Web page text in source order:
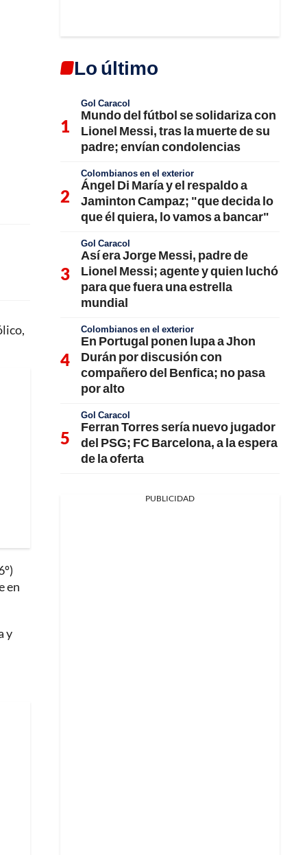
en
y
Lo último
Gol Caracol
Mundo del fútbol se solidariza con
Lionel Messi, tras la muerte de su
padre; envían condolencias
Colombianos en el exterior
Ángel Di María y el respaldo a
Jaminton Campaz; "que decida lo
que él quiera, lo vamos a bancar"
Gol Caracol
Así era Jorge Messi, padre de
Lionel Messi; agente y quien luchó
para que fuera una estrella
mundial
Colombianos en el exterior
En Portugal ponen lupa a Jhon
Durán por discusión con
compañero del Benfica; no pasa
por alto
Gol Caracol
Ferran Torres sería nuevo jugador
del PSG; FC Barcelona, a la espera
de la oferta
PUBLICIDAD